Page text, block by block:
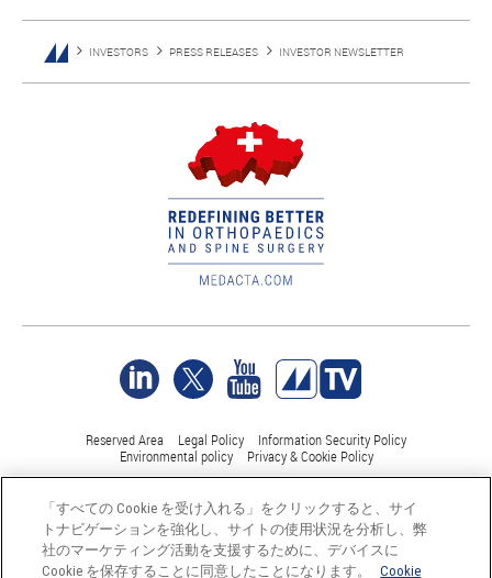
INVESTORS PRESS RELEASES INVESTOR NEWSLETTER
Reserved Area Legal Policy
Information Security Policy
Environmental policy
Privacy & Cookie Policy
©Medacta International 2017-2026. 無断複写・転載を禁じます。.
すべての商標はそれぞれの所有者に帰属し、少なくともスイス
では登録されています。
「すべての Cookie を受け入れる」をクリックすると、サイ
トナビゲーションを強化し、サイトの使用状況を分析し、弊
社のマーケティング活動を支援するために、デバイスに
Cookie を保存することに同意したことになります。
Cookie